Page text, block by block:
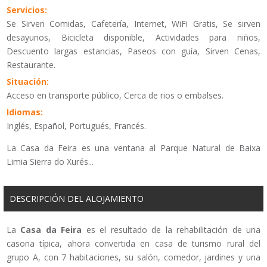
Servicios:
Se Sirven Comidas, Cafetería, Internet, WiFi Gratis, Se sirven
desayunos, Bicicleta disponible, Actividades para niños,
Descuento largas estancias, Paseos con guía, Sirven Cenas,
Restaurante.
Situación:
Acceso en transporte público, Cerca de rios o embalses.
Idiomas:
Inglés, Español, Portugués, Francés.
La Casa da Feira es una ventana al Parque Natural de Baixa
Limia Sierra do Xurés...
DESCRIPCIÓN DEL ALOJAMIENTO
La Casa da Feira es el resultado de la rehabilitación de una
casona típica, ahora convertida en casa de turismo rural del
grupo A, con 7 habitaciones, su salón, comedor, jardines y una